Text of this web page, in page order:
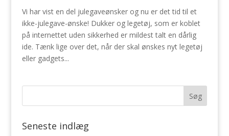
Vi har vist en del julegaveønsker og nu er det tid til et
ikke-julegave-ønske! Dukker og legetøj, som er koblet
på internettet uden sikkerhed er mildest talt en dårlig
ide. Tænk lige over det, når der skal ønskes nyt legetøj
eller gadgets...
Seneste indlæg